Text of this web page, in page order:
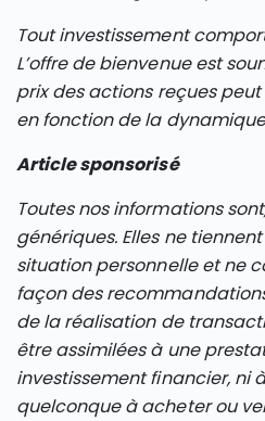
Tout investissement
L’offre de bienvenue est
prix des actions reçues
en fonction de la
Article sponsorisé
Toutes nos informations
génériques. Elles ne
situation personnelle et ne
façon des
de la réalisation de
être assimilées à une
investissement financier, ni
quelconque à acheter ou